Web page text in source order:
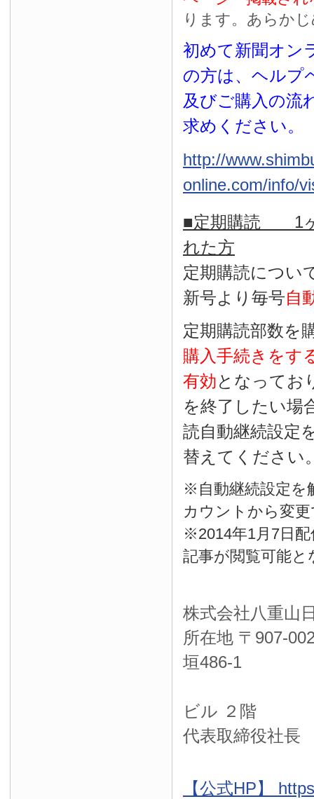
ります。あらか
初めて新聞オン
の方は、ヘルプ
及びご購入の流
求めください。
http://
online.com/info/
■定期購読 1ヶ
れた方
定期購読につい
新号より毎号自
定期購読部数を
購入手続きをす
有効となってお
を終了したい場
読自動継続設定
替えてください
※自動継続設定を
カウントから変
※2014年1月7日
記事が閲覧可能
株式会社八重山
所在地 〒 907-
垣486-1
ビル ２階
代表取締役社
【公式HP】